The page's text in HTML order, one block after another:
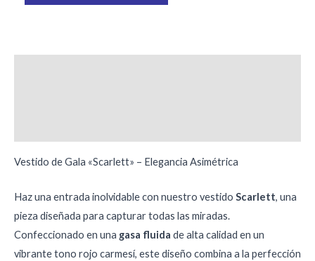
Vestido de Gala «Scarlett» – Elegancia Asimétrica
Haz una entrada inolvidable con nuestro vestido Scarlett, una
pieza diseñada para capturar todas las miradas.
Confeccionado en una gasa fluida de alta calidad en un
vibrante tono rojo carmesí, este diseño combina a la perfección